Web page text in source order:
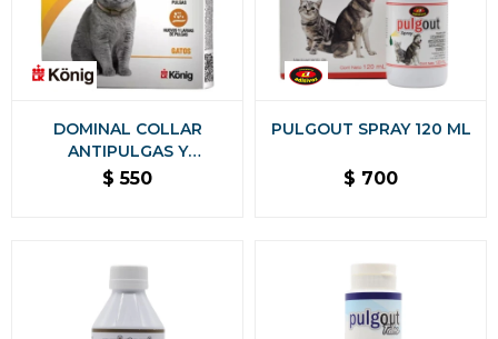
DOMINAL COLLAR
ANTIPULGAS Y
GARRAPATAS PARA
$ 550
PULGOUT SPRAY 120 ML
$ 700